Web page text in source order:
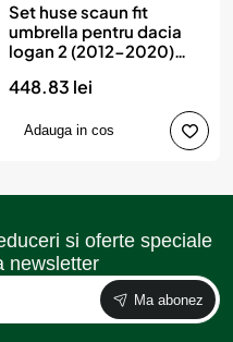
Set huse scaun fit
umbrella pentru dacia
logan 2 (2012-2020)
448.83 lei
Adauga in cos
si oferte speciale
newsletter
Ma abonez